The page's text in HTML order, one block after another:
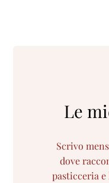
Le
Scrivo
dove
pasticceria